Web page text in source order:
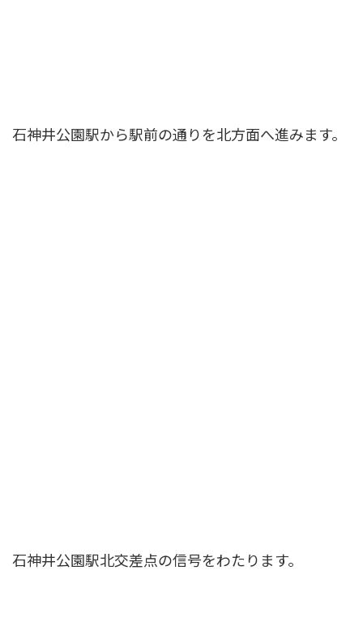
石神井公園駅から駅前の通りを北方面へ進みます。
石神井公園駅北交差点の信号をわたります。